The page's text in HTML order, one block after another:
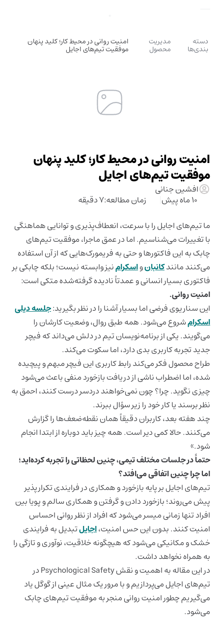
دسته
بندی‌ها
مدیریت
محصول
امنیت روانی در محیط کار؛ کلید پنهان
موفقیت تیم‌های اجایل
امنیت روانی در محیط کار؛ کلید پنهان
موفقیت تیم‌های اجایل
افشین جنانی
10 ماه پیش زمان مطالعه:7 دقیقه
ما تیم‌های اجایل را با سرعت، انعطاف‌پذیری و توانایی هماهنگی
با تغییرات می‌شناسیم. اما در عمق ماجرا، موفقیت تیم‌های
چابک به این فاکتورها و حتی به فریمورک‌هایی که از آن استفاده
می‌کنند مانندکانبانواسکرامنیز وابسته نیست؛ بلکه چابکی بر
فاکتوری بسیار انسانی و عمدتاً نادیده گرفته‌شده متکی است:
امنیت روانی.
این سناریوی فرضی اما بسیار آشنا را در نظر بگیرید:جلسه دیلی
اسکرامشروع می‌شود. همه طبق روال، وضعیت کارشان را
می‌گویند. یکی از برنامه‌نویسان تیم در دلش می‌داند که فیچر
جدید تجربه کاربری بدی دارد، اما سکوت می‌کند.
طراح محصول فکر می‌کند رابط کاربری این فیچر مبهم و پیچیده
شده، اما اضطراب ناشی از دریافت بازخورد منفی باعث می‌شود
چیزی نگوید. چرا؟ چون نمی‌خواهند دردسر درست کنند، احمق به
نظر برسند یا کار خود را زیر سؤال ببرند.
چند هفته بعد، کاربران دقیقاً همان نقطه‌ضعف‌ها را گزارش
می‌کنند. حالا کمی دیر است. همه چیز باید دوباره از ابتدا انجام
شود.»
حتماً در جلسات مختلف تیمی، چنین لحظاتی را تجربه کرده‌اید؛
اما چرا چنین اتفاقی می‌افتد؟
تیم‌های اجایل بر پایه بازخورد و همکاری در فرایندی تکرارپذیر
پیش می‌روند؛ بازخورد دادن و گرفتن و همکاری سالم و پویا بین
افراد تنها زمانی میسر می‌شود که افراد از نظر روانی احساس
امنیت کنند. بدون این حس امنیت،اجایلتبدیل به فرایندی
خشک و مکانیکی می‌شود که هیچگونه خلاقیت، نوآوری و تازگی را
به همراه نخواهد داشت.
در این مقاله به اهمیت و نقش Psychological Safety در
تیم‌های اجایل می‌پردازیم و با مرور یک مثال عینی از گوگل یاد
می‌گیریم چطور امنیت روانی منجر به موفقیت تیم‌های چابک
می‌شود.